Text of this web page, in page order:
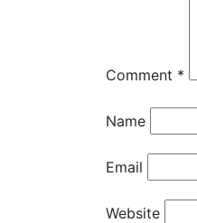
Comment *
Name
Email
Website